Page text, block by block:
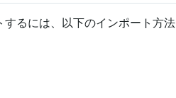
るには、以下のインポート方法